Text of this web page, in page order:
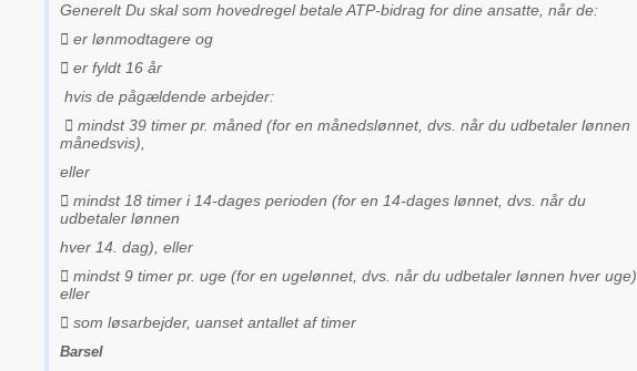
Generelt Du skal som hovedregel betale ATP-bidrag for dine ansatte, når de:
 er lønmodtagere og
 er fyldt 16 år
hvis de pågældende arbejder:
 mindst 39 timer pr. måned (for en månedslønnet, dvs. når du udbetaler lønnen
månedsvis),
eller
 mindst 18 timer i 14-dages perioden (for en 14-dages lønnet, dvs. når du
udbetaler lønnen
hver 14. dag), eller
 mindst 9 timer pr. uge (for en ugelønnet, dvs. når du udbetaler lønnen hver uge)
eller
 som løsarbejder, uanset antallet af timer
Barsel